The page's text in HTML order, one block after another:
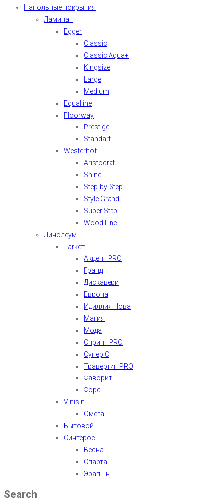
Напольные покрытия
Ламинат
Egger
Classic
Classic Aqua+
Kingsize
Large
Medium
Equalline
Floorway
Prestige
Standart
Westerhof
Aristocrat
Shine
Step-by-Step
Style Grand
Super Step
Wood Line
Линолеум
Tarkett
Акцент PRO
Гранд
Дискавери
Европа
Идиллия Нова
Магия
Мода
Спринт PRO
Супер С
Травертин PRO
Фаворит
Форс
Vinisin
Омега
Бытовой
Синтерос
Весна
Спарта
Эрапшн
Search